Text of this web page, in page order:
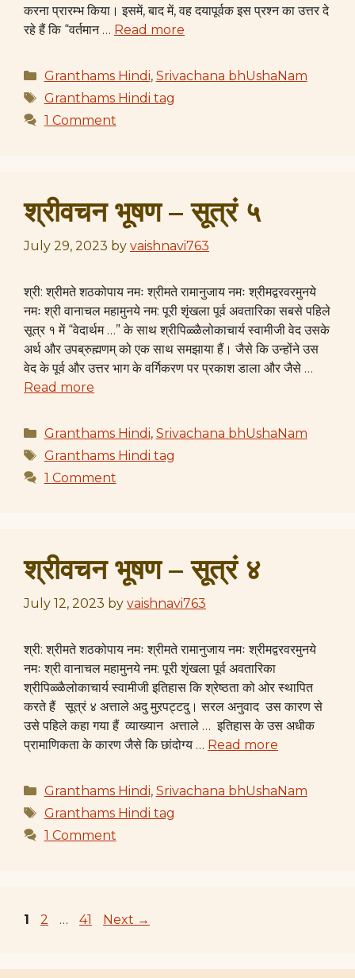
करना प्रारम्भ किया। इसमें, बाद में, वह दयापूर्वक इस प्रश्न का उत्तर दे
रहे हैं कि “वर्तमान … Read more
Categories
Granthams Hindi, Srivachana bhUshaNam
Tags
Granthams Hindi tag
1 Comment
श्रीवचन भूषण – सूत्रं ५
July 29, 2023 by vaishnavi763
श्री: श्रीमते शठकोपाय नमः श्रीमते रामानुजाय नमः श्रीमद्वरवरमुनये
नमः श्री वानाचल महामुनये नम: पूरी शृंखला पूर्व​ अवतारिका सबसे पहिले
सूत्र १ में “वेदार्थम …” के साथ श्रीपिळ्ळैलोकाचार्य​ स्वामीजी वेद उसके
अर्थ और उपब्रुह्मणम् को एक साथ समझाया हैं। जैसे कि उन्होंने उस
वेद के पूर्व और उत्तर भाग के वर्गिकरण पर प्रकाश डाला और जैसे …
Read more
Categories
Granthams Hindi, Srivachana bhUshaNam
Tags
Granthams Hindi tag
1 Comment
श्रीवचन भूषण – सूत्रं ४
July 12, 2023 by vaishnavi763
श्री: श्रीमते शठकोपाय नमः श्रीमते रामानुजाय नमः श्रीमद्वरवरमुनये
नमः श्री वानाचल महामुनये नम: पूरी शृंखला पूर्व अवतारिका
श्रीपिळ्ळैलोकाचार्य​ स्वामीजी इतिहास कि श्रेष्ठता को ओर स्थापित
करते हैं सूत्रं ४ अत्ताले अदु मुऱपट्टदु। सरल अनुवाद उस कारण से
उसे पहिले कहा गया हैं व्याख्यान अत्ताले … इतिहास के उस अधीक
प्रामाणिकता के कारण जैसे कि छांदोग्य … Read more
Categories
Granthams Hindi, Srivachana bhUshaNam
Tags
Granthams Hindi tag
1 Comment
Page
1 Page
2 … Page
41 Next →